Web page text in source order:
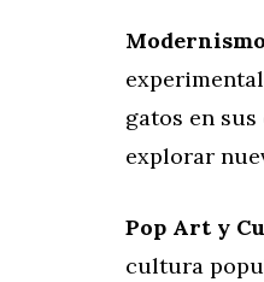
gatos en
explorar
Pop Art y
cultura